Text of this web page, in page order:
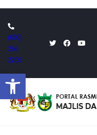
Open toolbar
to
content
(609)
266
2205